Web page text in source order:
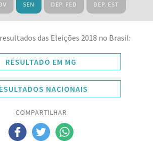
SEN DEP. FED DEP. EST
das Eleições 2018 no Brasil:
RESULTADO EM MG
NACIONAIS
COMPARTILHAR